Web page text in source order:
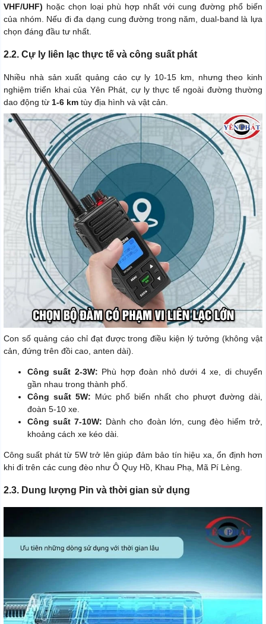
VHF/UHF) hoặc chọn loại phù hợp nhất với cung đường phổ biến
của nhóm. Nếu đi đa dạng cung đường trong năm, dual-band là lựa
chọn đáng đầu tư nhất.
2.2. Cự ly liên lạc thực tế và công suất phát
Nhiều nhà sản xuất quảng cáo cự ly 10-15 km, nhưng theo kinh
nghiệm triển khai của Yên Phát, cự ly thực tế ngoài đường thường
dao động từ 1-6 km tùy địa hình và vật cản.
Con số quảng cáo chỉ đạt được trong điều kiện lý tưởng (không vật
cản, đứng trên đồi cao, anten dài).
Công suất 2-3W: Phù hợp đoàn nhỏ dưới 4 xe, di chuyển
gần nhau trong thành phố.
Công suất 5W: Mức phổ biến nhất cho phượt đường dài,
đoàn 5-10 xe.
Công suất 7-10W: Dành cho đoàn lớn, cung đèo hiểm trở,
khoảng cách xe kéo dài.
Công suất phát từ 5W trở lên giúp đảm bảo tín hiệu xa, ổn định hơn
khi đi trên các cung đèo như Ô Quy Hồ, Khau Phạ, Mã Pí Lèng.
2.3. Dung lượng Pin và thời gian sử dụng